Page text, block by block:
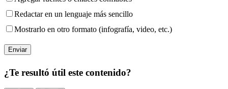
Redactar en un lenguaje más sencillo
Mostrarlo en otro formato (infografía, video, etc.)
¿Te resultó útil este contenido?